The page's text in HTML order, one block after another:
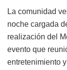
La comunidad
noche cargada
realización del
evento que
entretenimiento